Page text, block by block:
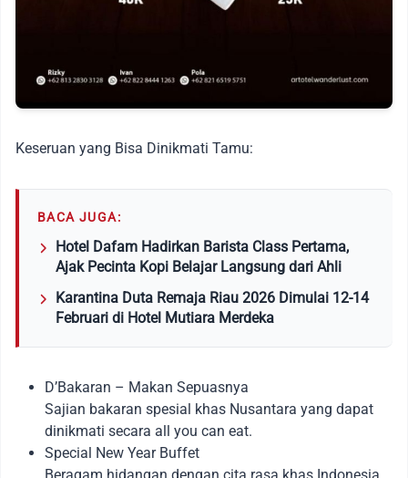
Keseruan yang Bisa Dinikmati Tamu:
BACA JUGA:
Hotel Dafam Hadirkan Barista Class Pertama,
Ajak Pecinta Kopi Belajar Langsung dari Ahli
Karantina Duta Remaja Riau 2026 Dimulai 12-14
Februari di Hotel Mutiara Merdeka
D’Bakaran – Makan Sepuasnya
Sajian bakaran spesial khas Nusantara yang dapat
dinikmati secara all you can eat.
Special New Year Buffet